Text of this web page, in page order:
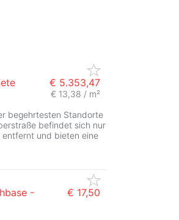
€ 5.353,47
€ 13,38 / m²
begehrtesten Standorte
befindet sich nur
entfernt und bieten eine
-
€ 17,50